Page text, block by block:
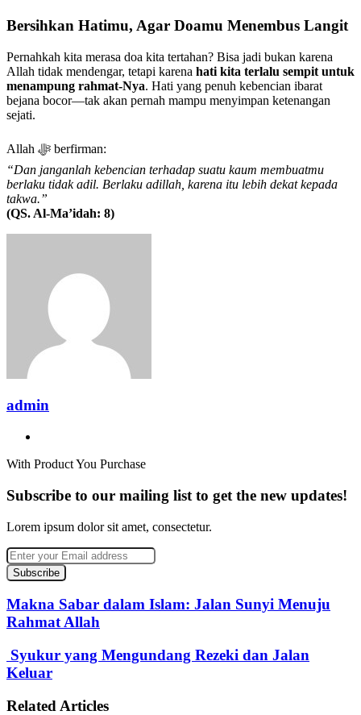
Bersihkan Hatimu, Agar Doamu Menembus Langit
Pernahkah kita merasa doa kita tertahan? Bisa jadi bukan karena
Allah tidak mendengar, tetapi karena hati kita terlalu sempit untuk
menampung rahmat-Nya. Hati yang penuh kebencian ibarat
bejana bocor—tak akan pernah mampu menyimpan ketenangan
sejati.
Allah ﷻ berfirman:
“Dan janganlah kebencian terhadap suatu kaum membuatmu
berlaku tidak adil. Berlaku adillah, karena itu lebih dekat kepada
takwa.”
(QS. Al-Ma’idah: 8)
admin
With Product You Purchase
Subscribe to our mailing list to get the new updates!
Lorem ipsum dolor sit amet, consectetur.
Enter
your
Email
address
Makna Sabar dalam Islam: Jalan Sunyi Menuju
Rahmat Allah
Syukur yang Mengundang Rezeki dan Jalan
Keluar
Related Articles